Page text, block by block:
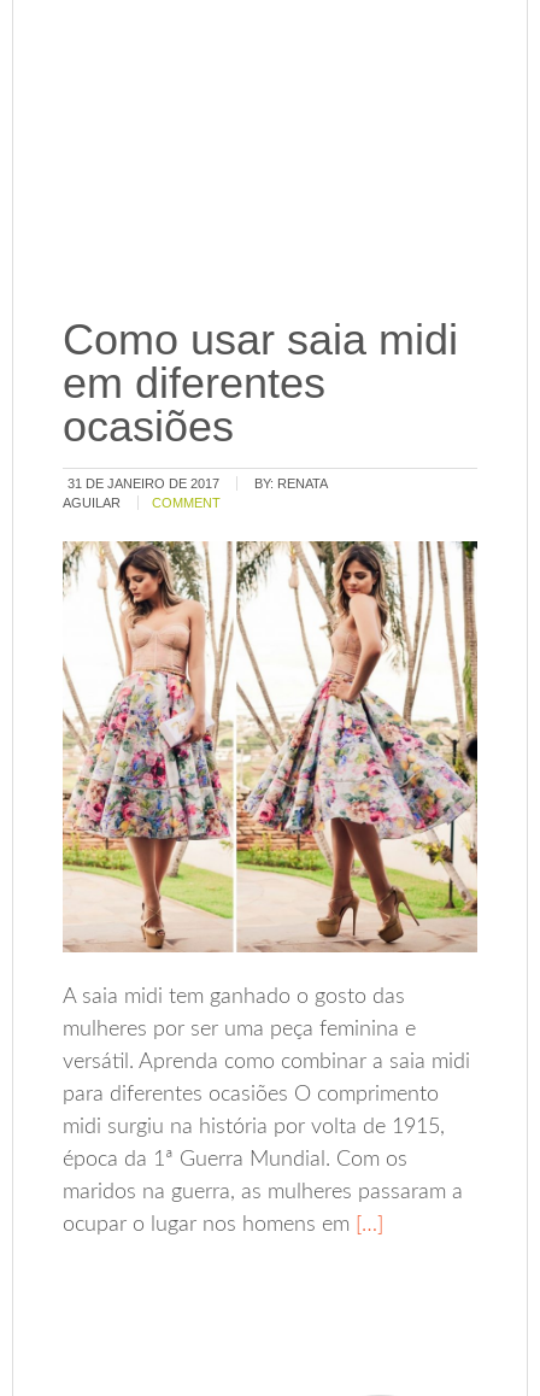
Como usar saia midi
em diferentes
ocasiões
31 DE JANEIRO DE 2017 BY: RENATA
AGUILAR
COMMENT
A saia midi tem ganhado o gosto das
mulheres por ser uma peça feminina e
versátil. Aprenda como combinar a saia midi
para diferentes ocasiões O comprimento
midi surgiu na história por volta de 1915,
época da 1ª Guerra Mundial. Com os
maridos na guerra, as mulheres passaram a
ocupar o lugar nos homens em […]